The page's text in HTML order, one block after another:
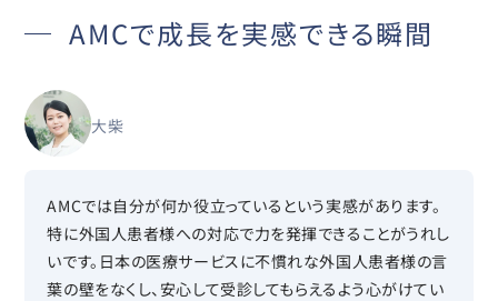
AMCで成長を実感できる瞬間
大柴
AMCでは自分が何か役立っているという実感があります。
特に外国人患者様への対応で力を発揮できることがうれし
いです。日本の医療サービスに不慣れな外国人患者様の言
葉の壁をなくし、安心して受診してもらえるよう心がけてい